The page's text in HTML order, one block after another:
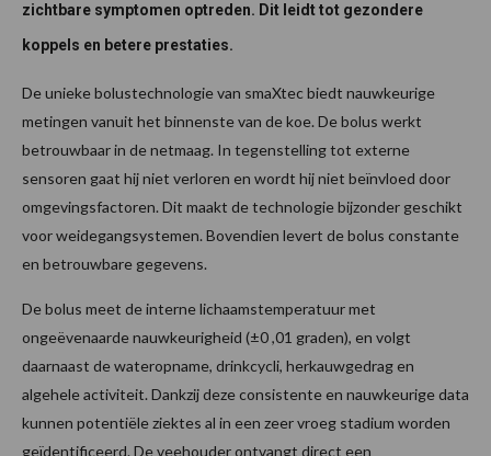
zichtbare symptomen optreden. Dit leidt tot gezondere
koppels en betere prestaties.
De unieke bolustechnologie van smaXtec biedt nauwkeurige
metingen vanuit het binnenste van de koe. De bolus werkt
betrouwbaar in de netmaag. In tegenstelling tot externe
sensoren gaat hij niet verloren en wordt hij niet beïnvloed door
omgevingsfactoren. Dit maakt de technologie bijzonder geschikt
voor weidegangsystemen. Bovendien levert de bolus constante
en betrouwbare gegevens.
De bolus meet de interne lichaamstemperatuur met
ongeëvenaarde nauwkeurigheid (±0 ,01 graden), en volgt
daarnaast de wateropname, drinkcycli, herkauwgedrag en
algehele activiteit. Dankzij deze consistente en nauwkeurige data
kunnen potentiële ziektes al in een zeer vroeg stadium worden
geïdentificeerd. De veehouder ontvangt direct een